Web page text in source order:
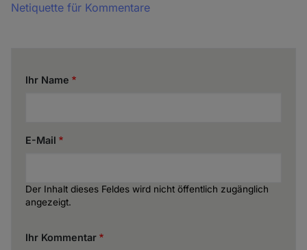
Netiquette für Kommentare
Ihr Name
E-Mail
Der Inhalt dieses Feldes wird nicht öffentlich zugänglich
angezeigt.
Ihr Kommentar